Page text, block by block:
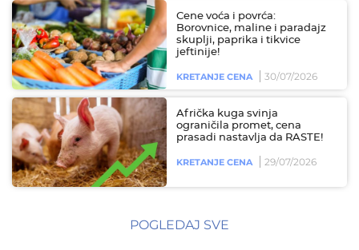
Cene voća i povrća:
Borovnice, maline i paradajz
skuplji, paprika i tikvice
jeftinije!
KRETANJE CENA 30/07/2026
Afrička kuga svinja
ograničila promet, cena
prasadi nastavlja da RASTE!
KRETANJE CENA 29/07/2026
POGLEDAJ SVE